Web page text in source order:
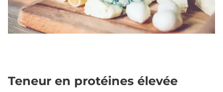
Teneur en protéines élevée